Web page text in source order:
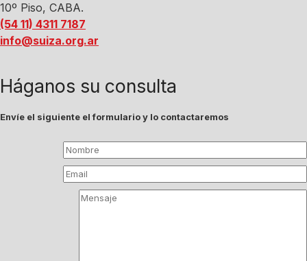
10º Piso, CABA.
(54 11) 4311 7187
info@suiza.org.ar
Háganos su consulta
Envíe el siguiente el formulario y lo contactaremos